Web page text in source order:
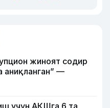
жиноят содир
аниқланган” —